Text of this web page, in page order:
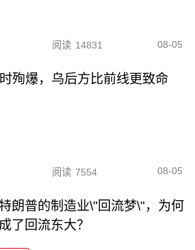
阅读 14831 08-05
殉爆，乌后方比前线更致命
阅读 7554 08-05
朗普的制造业\"回流梦\"，为何
成了回流东大？